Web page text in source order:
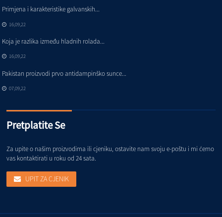
Primjena i karakteristike galvanskih...
16,09,22
Koja je razlika između hladnih rolada...
16,09,22
Pakistan proizvodi prvo antidampinško sunce...
07,09,22
Pretplatite Se
Za upite o našim proizvodima ili cjeniku, ostavite nam svoju e-poštu i mi ćemo
vas kontaktirati u roku od 24 sata.
UPIT ZA CJENIK